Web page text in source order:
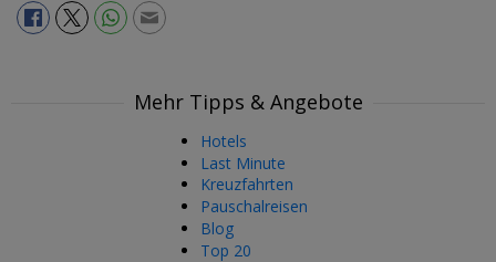
Mehr Tipps & Angebote
Hotels
Last Minute
Kreuzfahrten
Pauschalreisen
Blog
Top 20